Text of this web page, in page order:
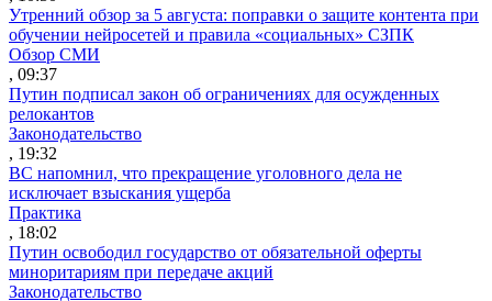
Утренний обзор за 5 августа: поправки о защите контента при
обучении нейросетей и правила «социальных» СЗПК
Обзор СМИ
, 09:37
Путин подписал закон об ограничениях для осужденных
релокантов
Законодательство
, 19:32
ВС напомнил, что прекращение уголовного дела не
исключает взыскания ущерба
Практика
, 18:02
Путин освободил государство от обязательной оферты
миноритариям при передаче акций
Законодательство